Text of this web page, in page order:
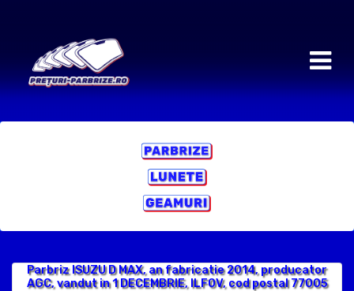
Parbriz ISUZU D MAX, an fabricatie 2014, producator
AGC, vandut in 1 DECEMBRIE, ILFOV, cod postal 77005